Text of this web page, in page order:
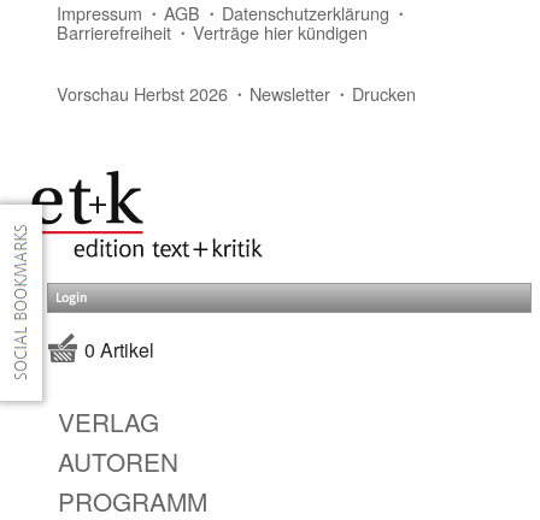
Impressum AGB Datenschutzerklärung
Barrierefreiheit Verträge hier kündigen
Vorschau Herbst 2026 Newsletter Drucken
Login
0 Artikel
VERLAG
AUTOREN
PROGRAMM